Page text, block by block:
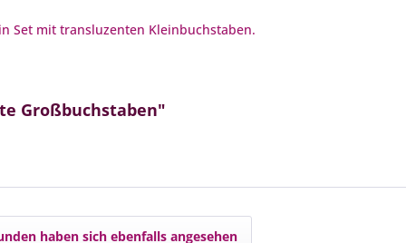
Set mit transluzenten Kleinbuchstaben.
Großbuchstaben"
haben sich ebenfalls angesehen